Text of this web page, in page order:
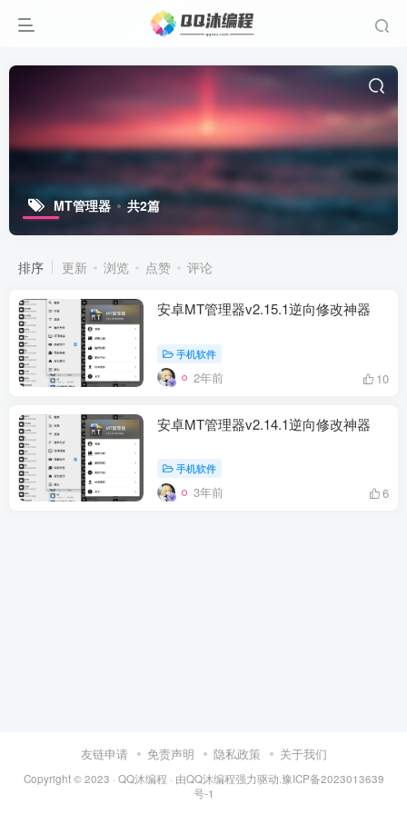
MT管理器 共2篇
排序 更新 浏览 点赞 评论
安卓MT管理器v2.15.1逆向修改神器
手机软件
2年前 10
安卓MT管理器v2.14.1逆向修改神器
手机软件
3年前 6
友链申请 免责声明 隐私政策 关于我们
Copyright © 2023 · QQ沐编程 · 由QQ沐编程强力驱动. 豫ICP备2023013639
号-1